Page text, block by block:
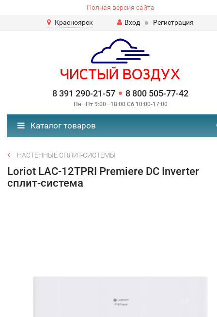
Полная версия сайта
Красноярск
Вход Регистрация
8 391 290-21-57 8 800 505-77-42
Пн—Пт 9:00—18:00 Сб 10:00-17:00
Каталог товаров
НАСТЕННЫЕ СПЛИТ-СИСТЕМЫ
Loriot LAC-12TPRI Premiere DC Inverter
сплит-система